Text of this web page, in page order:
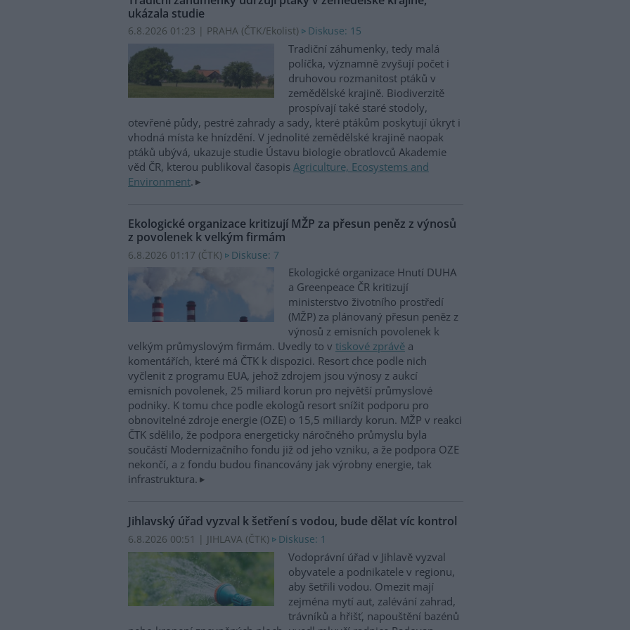
ukázala studie
6.8.2026 01:23 | PRAHA (ČTK/Ekolist) Diskuse: 15
Tradiční záhumenky, tedy malá
políčka, významně zvyšují počet i
druhovou rozmanitost ptáků v
zemědělské krajině. Biodiverzitě
prospívají také staré stodoly,
otevřené půdy, pestré zahrady a sady, které ptákům poskytují úkryt i
vhodná místa ke hnízdění. V jednolité zemědělské krajině naopak
ptáků ubývá, ukazuje studie Ústavu biologie obratlovců Akademie
věd ČR, kterou publikoval časopis Agriculture, Ecosystems and
Environment.
Ekologické organizace kritizují MŽP za přesun peněz z výnosů
z povolenek k velkým firmám
6.8.2026 01:17 (ČTK) Diskuse: 7
Ekologické organizace Hnutí DUHA
a Greenpeace ČR kritizují
ministerstvo životního prostředí
(MŽP) za plánovaný přesun peněz z
výnosů z emisních povolenek k
velkým průmyslovým firmám. Uvedly to v tiskové zprávě a
komentářích, které má ČTK k dispozici. Resort chce podle nich
vyčlenit z programu EUA, jehož zdrojem jsou výnosy z aukcí
emisních povolenek, 25 miliard korun pro největší průmyslové
podniky. K tomu chce podle ekologů resort snížit podporu pro
obnovitelné zdroje energie (OZE) o 15,5 miliardy korun. MŽP v reakci
ČTK sdělilo, že podpora energeticky náročného průmyslu byla
součástí Modernizačního fondu již od jeho vzniku, a že podpora OZE
nekončí, a z fondu budou financovány jak výrobny energie, tak
infrastruktura.
Jihlavský úřad vyzval k šetření s vodou, bude dělat víc kontrol
6.8.2026 00:51 | JIHLAVA (ČTK) Diskuse: 1
Vodoprávní úřad v Jihlavě vyzval
obyvatele a podnikatele v regionu,
aby šetřili vodou. Omezit mají
zejména mytí aut, zalévání zahrad,
trávníků a hřišť, napouštění bazénů